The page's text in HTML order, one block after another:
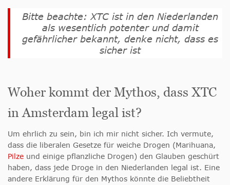
Bitte beachte: XTC ist in den Niederlanden
als wesentlich potenter und damit
gefährlicher bekannt, denke nicht, dass es
sicher ist
Woher kommt der Mythos, dass XTC
in Amsterdam legal ist?
Um ehrlich zu sein, bin ich mir nicht sicher. Ich vermute,
dass die liberalen Gesetze für weiche Drogen (Marihuana,
Pilze und einige pflanzliche Drogen) den Glauben geschürt
haben, dass jede Droge in den Niederlanden legal ist. Eine
andere Erklärung für den Mythos könnte die Beliebtheit